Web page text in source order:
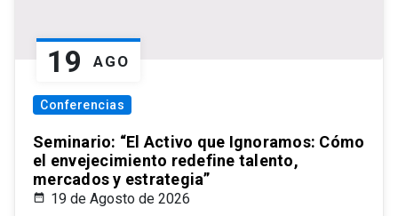
19 AGO
Conferencias
Seminario: “El Activo que Ignoramos: Cómo
el envejecimiento redefine talento,
mercados y estrategia”
19 de Agosto de 2026